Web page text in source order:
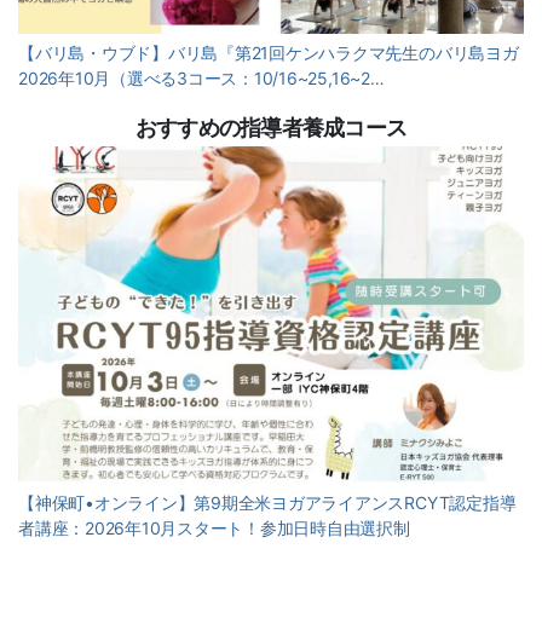
【バリ島・ウブド】バリ島『第21回ケンハラクマ先生のバリ島ヨガ
2026年10月（選べる3コース：10/16~25,16~2…
おすすめの指導者養成コース
【神保町•オンライン】第9期全米ヨガアライアンスRCYT認定指導
者講座：2026年10月スタート！参加日時自由選択制